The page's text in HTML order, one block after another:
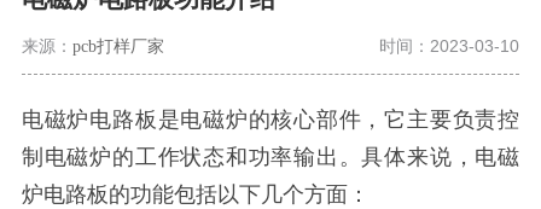
来源： pcb打样厂家 时间：2023-03-10
电磁炉电路板是电磁炉的核心部件，它主要负责控
制电磁炉的工作状态和功率输出。具体来说，电磁
炉电路板的功能包括以下几个方面：